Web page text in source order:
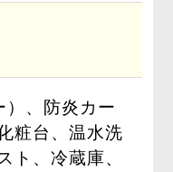
）、防炎カー
粧台、温水洗
ト、冷蔵庫、